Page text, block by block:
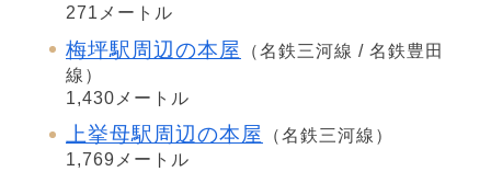
271メートル
梅坪駅周辺の本屋
（名鉄三河線 / 名鉄豊田
線）
1,430メートル
上挙母駅周辺の本屋
（名鉄三河線）
1,769メートル